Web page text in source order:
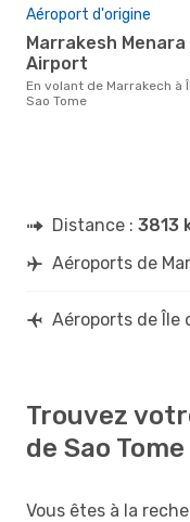
Aéroport d'origine
Marrakesh Menara
Airport
En volant de Marrakech à Île de
Sao Tome
Distance : 3813
Aéroports de
Aéroports de Île
Trouvez
de Sao
Vous êtes à la